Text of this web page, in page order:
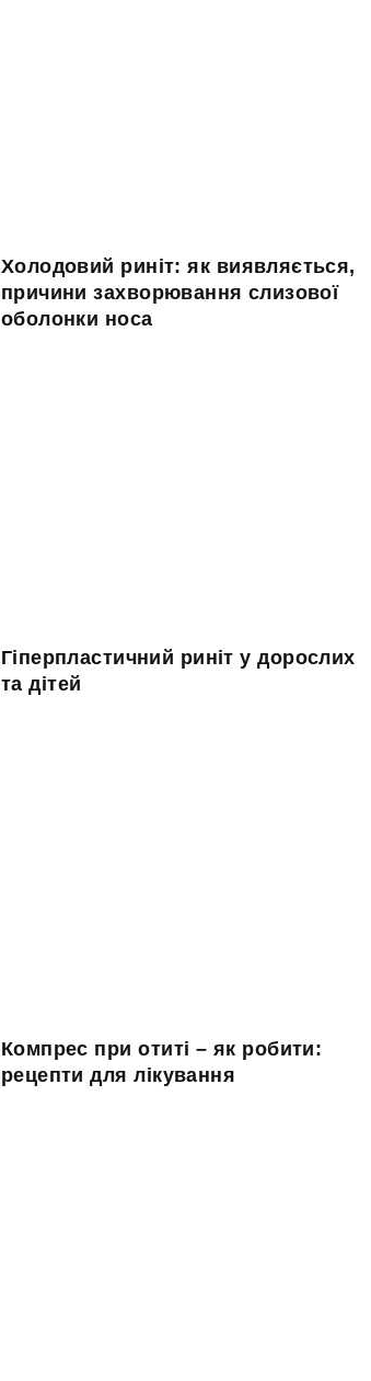
Холодовий риніт: як виявляється,
причини захворювання слизової
оболонки носа
Гіперпластичний риніт у дорослих
та дітей
Компрес при отиті – як робити:
рецепти для лікування